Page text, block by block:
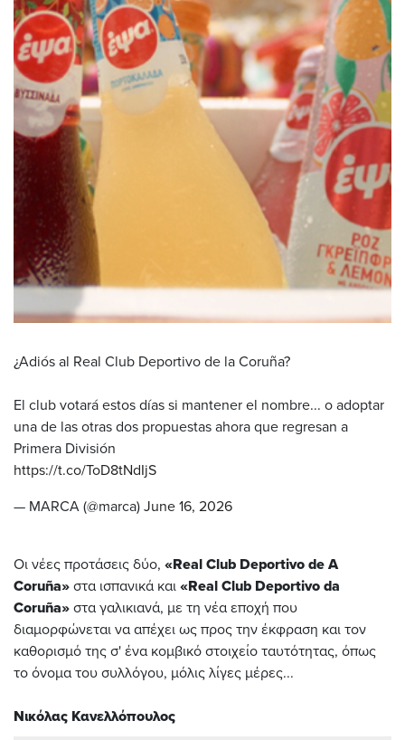
¿Adiós al Real Club Deportivo de la Coruña?
El club votará estos días si mantener el nombre... o adoptar
una de las otras dos propuestas ahora que regresan a
Primera División
https://t.co/ToD8tNdIjS
— MARCA (@marca) June 16, 2026
Οι νέες προτάσεις δύο, «Real Club Deportivo de A
Coruña» στα ισπανικά και «Real Club Deportivo da
Coruña» στα γαλικιανά, με τη νέα εποχή που
διαμορφώνεται να απέχει ως προς την έκφραση και τον
καθορισμό της σ' ένα κομβικό στοιχείο ταυτότητας, όπως
το όνομα του συλλόγου, μόλις λίγες μέρες...
Νικόλας Κανελλόπουλος